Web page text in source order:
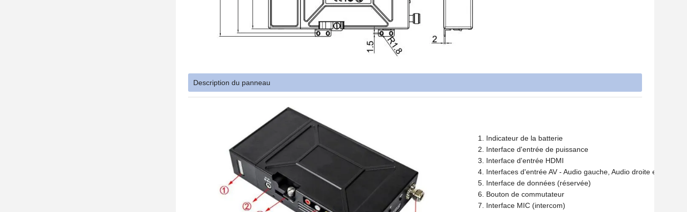
Description du panneau
Indicateur de la batterie
Interface d'entrée de puissance
Interface d'entrée HDMI
Interfaces d'entrée AV - Audio gauche, Audio droite et vidéo
Interface de données (réservée)
Bouton de commutateur
Interface MIC (intercom)